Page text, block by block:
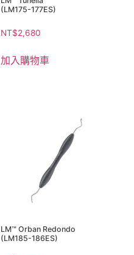
(LM175-177ES)
NT$2,680
加入購物車
LM™ Orban Redondo
(LM185-186ES)